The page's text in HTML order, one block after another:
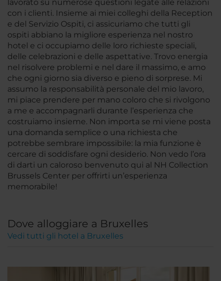
lavorato su numerose questioni legate alle relazioni
con i clienti. Insieme ai miei colleghi della Reception
e del Servizio Ospiti, ci assicuriamo che tutti gli
ospiti abbiano la migliore esperienza nel nostro
hotel e ci occupiamo delle loro richieste speciali,
delle celebrazioni e delle aspettative. Trovo energia
nel risolvere problemi e nel dare il massimo, e amo
che ogni giorno sia diverso e pieno di sorprese. Mi
assumo la responsabilità personale del mio lavoro,
mi piace prendere per mano coloro che si rivolgono
a me e accompagnarli durante l’esperienza che
costruiamo insieme. Non importa se mi viene posta
una domanda semplice o una richiesta che
potrebbe sembrare impossibile: la mia funzione è
cercare di soddisfare ogni desiderio. Non vedo l’ora
di darti un caloroso benvenuto qui al NH Collection
Brussels Center per offrirti un’esperienza
memorabile!
Dove alloggiare a Bruxelles
Vedi tutti gli hotel a Bruxelles